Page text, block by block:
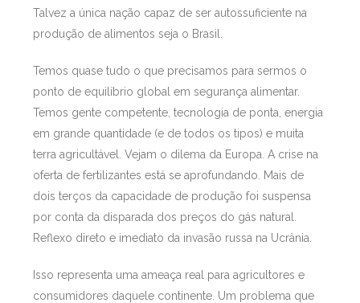
Talvez a única nação capaz de ser autossuficiente na
produção de alimentos seja o Brasil.
Temos quase tudo o que precisamos para sermos o
ponto de equilíbrio global em segurança alimentar.
Temos gente competente, tecnologia de ponta, energia
em grande quantidade (e de todos os tipos) e muita
terra agricultável. Vejam o dilema da Europa. A crise na
oferta de fertilizantes está se aprofundando. Mais de
dois terços da capacidade de produção foi suspensa
por conta da disparada dos preços do gás natural.
Reflexo direto e imediato da invasão russa na Ucrânia.
Isso representa uma ameaça real para agricultores e
consumidores daquele continente. Um problema que